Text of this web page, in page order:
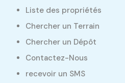
Liste des propriétés
Chercher un Terrain
Chercher un Dépôt
Contactez-Nous
recevoir un SMS